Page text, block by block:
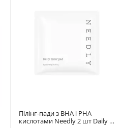
Пілінг-пади з BHA і PHA
кислотами Needly 2 шт Daily